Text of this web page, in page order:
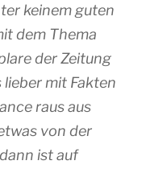
keinem guten
dem Thema
der Zeitung
mit Fakten
raus aus
von der
ist auf